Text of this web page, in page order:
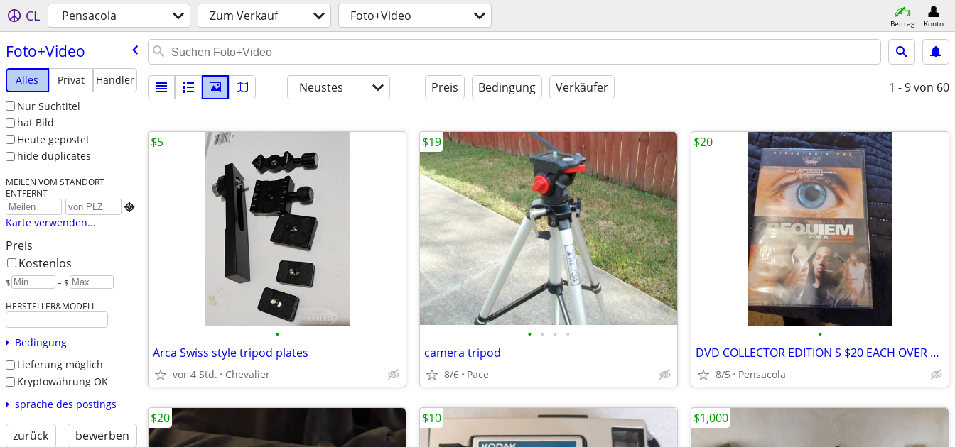
CL Pensacola Zum Verkauf Foto+Video Beitrag Konto
Foto+Video
Alles Privat
Händler
Nur Suchtitel
hat Bild
Heute gepostet
hide duplicates
MEILEN VOM STANDORT
ENTFERNT

Karte verwenden...
Preis
Kostenlos
$ – $
HERSTELLER&MODELL
Bedingung
Lieferung möglich
Kryptowährung OK
sprache des postings
zurück bewerben
Neustes Preis Bedingung Verkäufer 1 - 9von 60
•
Arca Swiss style tripod plates
vor 4 Std. Chevalier
$5
• • • •
camera tripod
8/6 Pace
$19
•
DVD COLLECTOR EDITION S $20 EACH OVER 100 TITLES
8/5 Pensacola
$20
$20 $10 $1,000